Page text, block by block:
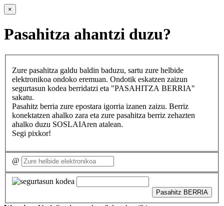
×
Pasahitza ahantzi duzu?
Zure pasahitza galdu baldin baduzu, sartu zure helbide
elektronikoa ondoko eremuan. Ondotik eskatzen zaizun
segurtasun kodea berridatzi eta "PASAHITZA BERRIA"
sakatu.
Pasahitz berria zure epostara igorria izanen zaizu. Berriz
konektatzen ahalko zara eta zure pasahitza berriz zehazten
ahalko duzu SOSLAIAren atalean.
Segi pixkor!
@
Pasahitz BERRIA